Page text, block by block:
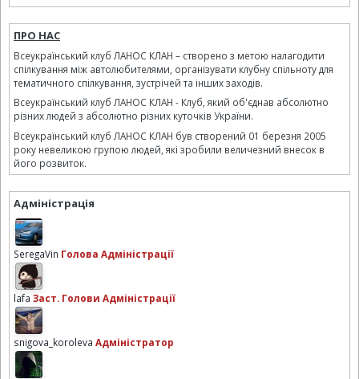
ПРО НАС
Всеукраїнський клуб ЛАНОС КЛАН – створено з метою налагодити
спілкування між автолюбителями, організувати клубну спільноту для
тематичного спілкування, зустрічей та інших заходів.
Всеукраїнський клуб ЛАНОС КЛАН - Клуб, який об'єднав абсолютно
різних людей з абсолютно різних куточків України.
Всеукраїнський клуб ЛАНОС КЛАН був створений 01 березня 2005
року невеликою групою людей, які зробили величезний внесок в
його розвиток.
Адміністрація
SeregaVin Голова Адміністрації
lafa Заст. Голови Адміністрації
snigova_koroleva Адміністратор